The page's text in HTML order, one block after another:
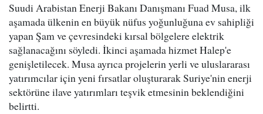
Suudi Arabistan Enerji Bakanı Danışmanı Fuad Musa, ilk
aşamada ülkenin en büyük nüfus yoğunluğuna ev sahipliği
yapan Şam ve çevresindeki kırsal bölgelere elektrik
sağlanacağını söyledi. İkinci aşamada hizmet Halep'e
genişletilecek. Musa ayrıca projelerin yerli ve uluslararası
yatırımcılar için yeni fırsatlar oluşturarak Suriye'nin enerji
sektörüne ilave yatırımları teşvik etmesinin beklendiğini
belirtti.